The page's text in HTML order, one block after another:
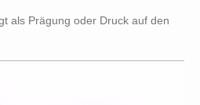
als Prägung oder Druck auf den